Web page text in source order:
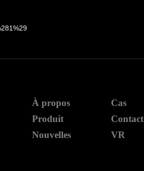
À propos
Produit
Nouvelles
Cas
VR